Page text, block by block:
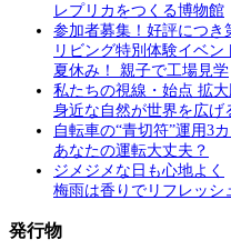
レプリカをつくる博物館
参加者募集！好評につき
リビング特別体験イベン
夏休み！ 親子で工場見学
私たちの視線・始点 拡大
身近な自然が世界を広げ
自転車の“青切符”運用3カ
あなたの運転大丈夫？
ジメジメな日も心地よく
梅雨は香りでリフレッシ
発行物